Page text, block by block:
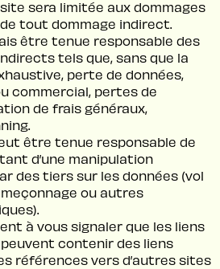
sera limitée aux dommages
tout dommage indirect.
être tenue responsable des
tels que, sans que la
perte de données,
commercial, pertes de
de frais généraux,
être tenue responsable de
d’une manipulation
des tiers sur les données (vol
ou autres
à vous signaler que les liens
contenir des liens
références vers d’autres sites